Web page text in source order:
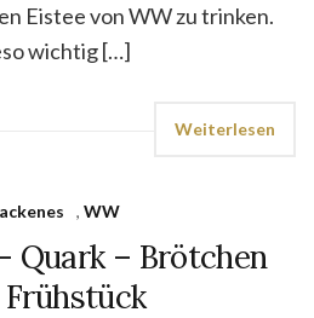
Eistee von WW zu trinken.
wichtig […]
Weiterlesen
, WW
Quark – Brötchen